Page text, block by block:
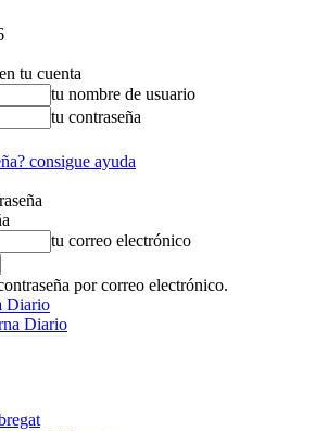
tu cuenta
tu nombre de usuario
tu contraseña
consigue ayuda
tu correo electrónico
por correo electrónico.
Diario